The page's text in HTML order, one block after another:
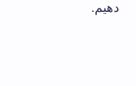
دهیم.